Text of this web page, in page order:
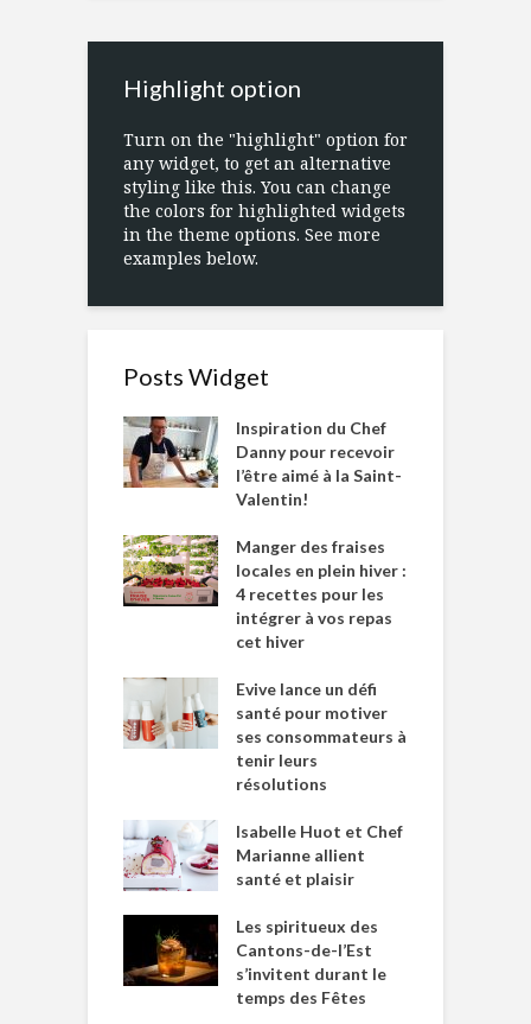
Highlight option
Turn on the "highlight" option for
any widget, to get an alternative
styling like this. You can change
the colors for highlighted widgets
in the theme options. See more
examples below.
Posts Widget
Inspiration du Chef
Danny pour recevoir
l’être aimé à la Saint-
Valentin!
Manger des fraises
locales en plein hiver :
4 recettes pour les
intégrer à vos repas
cet hiver
Evive lance un défi
santé pour motiver
ses consommateurs à
tenir leurs
résolutions
Isabelle Huot et Chef
Marianne allient
santé et plaisir
Les spiritueux des
Cantons-de-l’Est
s’invitent durant le
temps des Fêtes